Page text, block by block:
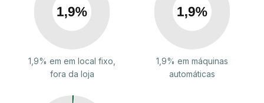
1,9% em em local fixo,
fora da loja
1,9% em máquinas
automáticas